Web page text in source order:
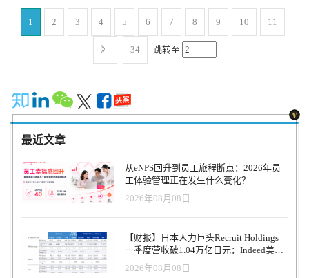
时回答好这两个问题，AI 才不会变成新的管理焦虑，而会真正成为
—————————— HRTech附录Factorial 融资历史时间线 2017年
— 首轮种子融资（Seed）Factorial在成立初期完成首轮融资，由西班
牙创业生态机构 K-Fund 等投资人支持。该阶段资金主要用于产品开
发和早期市场验证，公司开始专注为中小企业提供HR管理软件。
2018年 — Seed 扩展轮在产品初步获得市场认可后，Factorial继续获
司开始扩展欧洲市场，并逐步完善HR SaaS产品体系。 2020年 —
1600万美元 Series AFactorial完成 1600万美元A轮融资，投资方包括
CRV（Charles River Ventures）。该轮融资成为当时西班牙规模较大
的A轮融资之一，资金主要用于国际扩张和产品升级。 2021年 —
Growth round（Tiger Global 等参与）随着公司客户数量快速增长，
Factorial获得 Tiger Global、CRV、K-Fund、Creandum 等机构的支
持，公司开始进入高速扩张阶段，并加速欧美市场布局。 2022年10
月 — 1.2亿美元 Series C，估值10亿美元（独角兽）Factorial完成 1.2
亿美元C轮融资，由 Atomico 领投，参与投资方包括 Tiger Global、
CRV、K-Fund、Creandum、GIC 等。该轮融资使公司估值达到 10亿
增长融资（General Catalyst）Factorial获得 General Catalyst 8000万美
元 Go-to-Market 投资，用于支持销售与市场增长。这种融资模式主
要用于提前覆盖客户获取成本，而不会稀释公司股权。 2025年 —
理与组织弹性。 OpenAI 任命 Arvind KC，不只是一次人事更新，而
真正决定企业长期竞争力的，越来越是组织系统如何与技术同步进
化。 AI 重塑工作，而人才系统正在成为下一个战略战场。
度与公平性提出过质疑，甚至出现过与合规相关的争议与诉讼讨
论。这类事件为行业敲响了警钟：即便技术目标是“更公平”，如果缺
乏清晰的解释机制与责任边界，仍然可能带来法律与品牌风险。算
技术本身没有对错，真正决定风险高低的，是组织如何定义 AI 的角
色。 越来越多领先企业开始采用一种更务实的分工逻辑，将招聘任
务拆解为三类。对于高重复、低判断风险的环节，例如简历去重、
批量筛选和流程通知，AI 完全主导是合理的选择；对于技能分析、
仍由人类做最终判断；而在最终录用决定、文化契合评估或敏感沟
通等关键节点，则必须由人类负责，算法需要主动“退场”。这种“主
导—辅助—退场”的分层模型，比追求全面自动化更符合现实，也更
统，而在组织文化。很多 HR 团队对 AI 的担忧并非来自技术本身，
而是来自角色不确定性：是否会被替代？谁为结果负责？出了问题
找谁？如果这些问题没有答案，再先进的工具也难以真正落地。因
此，越来越多企业将重点放在 AI literacy 培训、流程标准化与治理
困惑的变量当属人工智能。AI正重塑岗位职责，使人力规划变得难
以预测。多数企业预计整体员工规模变化不大，但员工工作内容将
发生重大转变。随着人工智能驱动的效率提升，新型工作类别与全
首席执行官达里奥·阿莫代曾预言，人工智能最终可能淘汰半数初级
过高而难以规模化的岗位，如今可借助人工智能在整个组织中实现
部署。人力资源领导者面临的挑战，与其说是预测2026年所需员工
数量，不如说是思考未来岗位形态、职责重组模式，以及定义各岗
位新版本的核心技能。 人工智能如何重塑人力规划本身 人工智能在
颠覆劳动力结构的同时，也正成为优化企业人力规划的强大工具。
若运用得当，人工智能驱动的人力规划能实现更精准的预测、更快
速的调整，并使人才战略与业务目标的契合度更加透明。但其成功
关键在于明确适用与禁忌场景。 人工智能的优势领域 人工智能的核
心价值在于处理复杂关联数据，发掘人类可能忽略的规律。在人力
规划中，它能整合需求、供给与市场信号，构建全面的数据驱动型
预测模型。 信号整合与需求感知 人工智能能从销售渠道、项目计
划、成交率及客户需求等多维数据中提取实时洞察。通过将其转化
为基于岗位与技能的需求曲线，人力资源负责人可精准预判招聘高
峰与低谷时段。这有助于企业预测季节性波动，使人力储备与业务
达克代码：WDAY）宣布，已与 AI 招聘平台 Paradox 签署最终收购
协议。这笔交易不仅是 Workday 在人才获取产品上的扩展，更被业
界视为一次将深远改变招聘技术格局的战略举措。 Paradox：从聊天
机器人到完整 AI 招聘平台 Paradox 成立于2016年，最早以对话式招
聘助手 Olivia 打开市场。当时的聊天机器人尚未进入生成式 AI 阶
时响应、自动安排面试、自助答疑等功能。如今，Paradox 已构建出
一套完整的人才获取套件，覆盖筛选、评估、面试、招聘、入职和
员工体验，并在高频量招聘场景（如餐饮、零售、物流和服务业）
中建立了领先地位，还记得之前麦当劳的招聘数据泄露的话题吗？
目前，Paradox 已推动 超过1.89亿次 AI 驱动的候选人互动，帮助客
户将 候选人转化率提升至70%以上，并将招聘周期缩短至 最快3.5
天。其客户群体超过1000家，包括麦当劳、联邦快递、7-11 等全球
知名品牌。Chipotle 更是通过 Paradox 将招聘周期缩短了 75%（12天
降至4天），并实现候选人流量的倍增。 根据HRTech报道，目前
Paradox总融资额超过2.5亿美元，其中2021 年 12 月 27 日，C轮融资
招聘套件 通过此次收购，Workday 将把 Paradox 的候选人体验 AI 整
合到其招聘生态中，形成一个覆盖前线员工、办公室员工以及临时
与灵活用工的完整人才获取套件。Workday 现有的 AI 驱动人才发现
1 2 3 4 5 6 7 8 9 10 11
》 34 跳转至
最近文章
从eNPS回升到员工旅程断点：2026年员
工体验管理正在发生什么变化？
2026年08月08日
【财报】日本人力巨头Recruit Holdings
一季度营收破1.04万亿日元：Indeed美国
收入逆势增长30%，AI招聘推动利润率升
至47.4%
2026年08月08日